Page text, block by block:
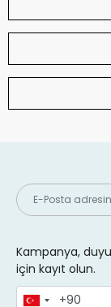
Kampanya,
için kayıt olun.